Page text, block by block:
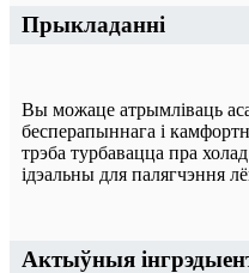
Прыкладанні
Вы можаце атрымліваць
бесперапыннага і
трэба турбавацца пра
ідэальны для палягчэння
Актыўныя